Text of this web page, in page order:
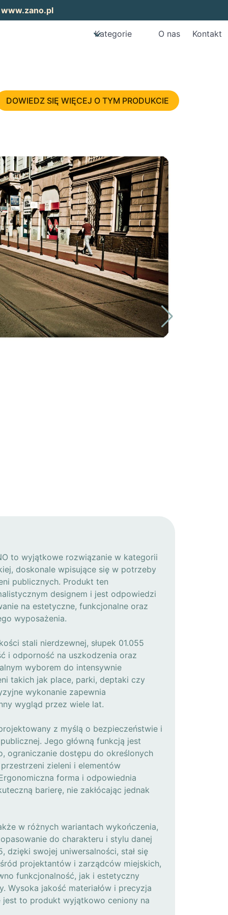
www.zano.pl
Kategorie O nas Kontakt
DOWIEDZ SIĘ WIĘCEJ O TYM PRODUKCIE
to wyjątkowe rozwiązanie w kategorii
doskonale wpisujące się w potrzeby
publicznych. Produkt ten
designem i jest odpowiedzi
na estetyczne, funkcjonalne oraz
wyposażenia.
stali nierdzewnej, słupek 01.055
i odporność na uszkodzenia oraz
wyborem do intensywnie
takich jak place, parki, deptaki czy
wykonanie zapewnia
wygląd przez wiele lat.
z myślą o bezpieczeństwie i
Jego główną funkcją jest
ograniczanie dostępu do określonych
zieleni i elementów
forma i odpowiednia
barierę, nie zakłócając jednak
w różnych wariantach wykończenia,
do charakteru i stylu danej
dzięki swojej uniwersalności, stał się
projektantów i zarządców miejskich,
funkcjonalność, jak i estetyczny
Wysoka jakość materiałów i precyzja
jest to produkt wyjątkowo ceniony na